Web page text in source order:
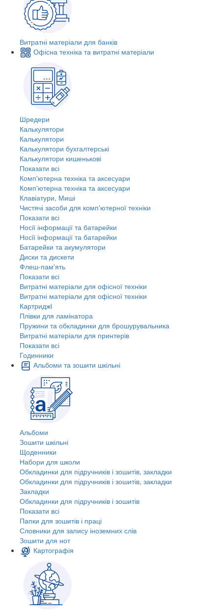
Витратні матеріали для банків
Офісна техніка та витратні матеріали
Шредери
Калькулятори
Калькулятори
Калькулятори бухгалтерські
Калькулятори кишенькові
Показати всі
Комп'ютерна техніка та аксесуари
Комп'ютерна техніка та аксесуари
Клавіатури, Миші
Чистячі засоби для комп'ютерної техніки
Показати всі
Носії інформації та батарейки
Носії інформації та батарейки
Батарейки та акумулятори
Диски та дискети
Флеш-пам'ять
Показати всі
Витратні матеріали для офісної техніки
Витратні матеріали для офісної техніки
Картриджi
Плівки для ламінатора
Пружини та обкладинки для брошурувальника
Витратні матеріали для принтерів
Показати всі
Годинники
Альбоми та зошити шкільні
Альбоми
Зошити шкільні
Щоденники
Набори для школи
Обкладинки для підручників і зошитів, закладки
Обкладинки для підручників і зошитів, закладки
Закладки
Обкладинки для підручників і зошитів
Показати всі
Папки для зошитів і праці
Словники для запису іноземних слів
Зошити для нот
Картографія